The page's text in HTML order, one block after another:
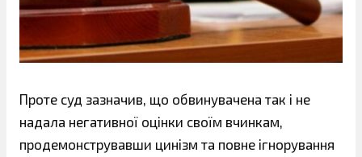
Проте суд зазначив, що обвинувачена так і не
надала негативної оцінки своїм вчинкам,
продемонструвавши цинізм та повне ігнорування